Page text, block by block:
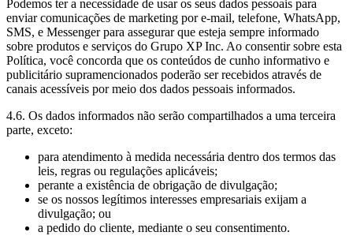
Podemos ter a necessidade de usar os seus dados pessoais para
enviar comunicações de marketing por e-mail, telefone, WhatsApp,
SMS, e Messenger para assegurar que esteja sempre informado
sobre produtos e serviços do Grupo XP Inc. Ao consentir sobre esta
Política, você concorda que os conteúdos de cunho informativo e
publicitário supramencionados poderão ser recebidos através de
canais acessíveis por meio dos dados pessoais informados.
4.6. Os dados informados não serão compartilhados a uma terceira
parte, exceto:
para atendimento à medida necessária dentro dos termos das
leis, regras ou regulações aplicáveis;
perante a existência de obrigação de divulgação;
se os nossos legítimos interesses empresariais exijam a
divulgação; ou
a pedido do cliente, mediante o seu consentimento.